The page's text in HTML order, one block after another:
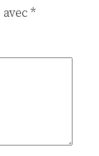
avec*